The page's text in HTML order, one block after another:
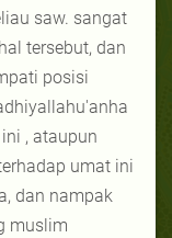
saw. sangat
tersebut, dan
posisi
, ataupun
umat ini
dan nampak
muslim